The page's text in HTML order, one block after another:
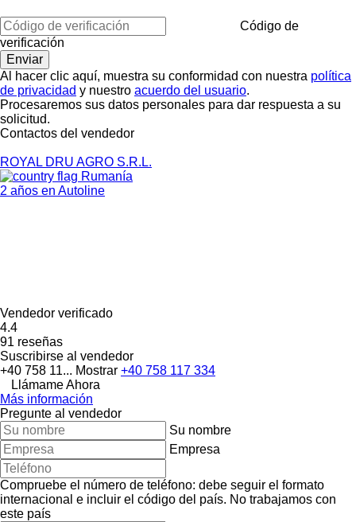
Código de
verificación
Al hacer clic aquí, muestra su conformidad con nuestra política
de privacidad y nuestro acuerdo del usuario.
Procesaremos sus datos personales para dar respuesta a su
solicitud.
Contactos del vendedor
ROYAL DRU AGRO S.R.L.
Rumanía
2 años en Autoline
Vendedor verificado
4.4
91 reseñas
Suscribirse al vendedor
+40 758 11... Mostrar +40 758 117 334
Llámame Ahora
Más información
Pregunte al vendedor
Su nombre
Empresa
Compruebe el número de teléfono: debe seguir el formato
internacional e incluir el código del país. No trabajamos con
este país